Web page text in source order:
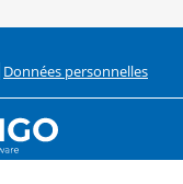
Données personnelles